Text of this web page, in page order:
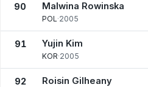
90 Malwina Rowinska
POL·2005
91 Yujin Kim
KOR·2005
92 Roisin Gilheany